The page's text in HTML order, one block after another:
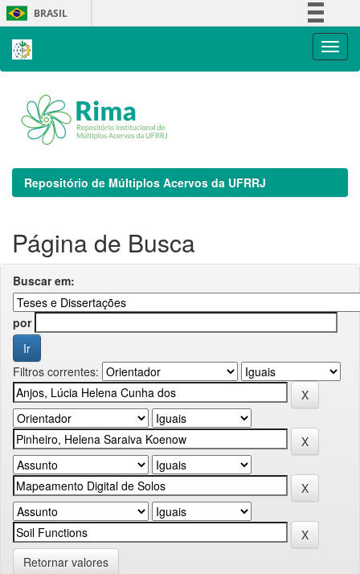
Skip
navigation
BRASIL
Repositório de Múltiplos Acervos da UFRRJ
Página de Busca
Buscar em:
por
Filtros correntes:
Retornar valores